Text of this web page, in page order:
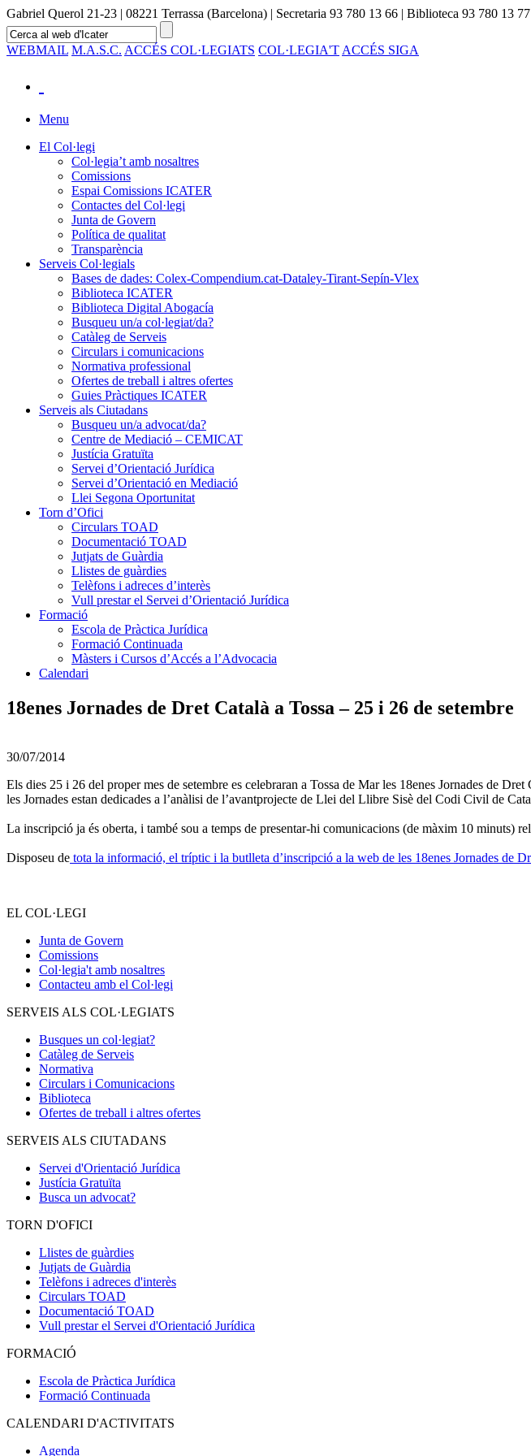
Gabriel Querol 21-23 | 08221 Terrassa (Barcelona) | Secretaria 93 780 13 66 | Biblioteca 93 780 13 77
WEBMAIL M.A.S.C. ACCÉS COL·LEGIATS COL·LEGIA'T ACCÉS SIGA
Menu
El Col·legi
Col·legia’t amb nosaltres
Comissions
Espai Comissions ICATER
Contactes del Col·legi
Junta de Govern
Política de qualitat
Transparència
Serveis Col·legials
Bases de dades: Colex-Compendium.cat-Dataley-Tirant-Sepín-Vlex
Biblioteca ICATER
Biblioteca Digital Abogacía
Busqueu un/a col·legiat/da?
Catàleg de Serveis
Circulars i comunicacions
Normativa professional
Ofertes de treball i altres ofertes
Guies Pràctiques ICATER
Serveis als Ciutadans
Busqueu un/a advocat/da?
Centre de Mediació – CEMICAT
Justícia Gratuïta
Servei d’Orientació Jurídica
Servei d’Orientació en Mediació
Llei Segona Oportunitat
Torn d’Ofici
Circulars TOAD
Documentació TOAD
Jutjats de Guàrdia
Llistes de guàrdies
Telèfons i adreces d’interès
Vull prestar el Servei d’Orientació Jurídica
Formació
Escola de Pràctica Jurídica
Formació Continuada
Màsters i Cursos d’Accés a l’Advocacia
Calendari
18enes Jornades de Dret Català a Tossa – 25 i 26 de setembre
30/07/2014
Els dies 25 i 26 del proper mes de setembre es celebraran a Tossa de Mar les 18enes Jornades de
les Jornades estan dedicades a l’anàlisi de l’avantprojecte de Llei del Llibre Sisè del Codi Civil de
La inscripció ja és oberta, i també sou a temps de presentar-hi comunicacions (de màxim 10 minuts)
Disposeu de tota la informació, el tríptic i la butlleta d’inscripció a la web de les 18enes Jornades de
EL COL·LEGI
Junta de Govern
Comissions
Col·legia't amb nosaltres
Contacteu amb el Col·legi
SERVEIS ALS COL·LEGIATS
Busques un col·legiat?
Catàleg de Serveis
Normativa
Circulars i Comunicacions
Biblioteca
Ofertes de treball i altres ofertes
SERVEIS ALS CIUTADANS
Servei d'Orientació Jurídica
Justícia Gratuïta
Busca un advocat?
TORN D'OFICI
Llistes de guàrdies
Jutjats de Guàrdia
Telèfons i adreces d'interès
Circulars TOAD
Documentació TOAD
Vull prestar el Servei d'Orientació Jurídica
FORMACIÓ
Escola de Pràctica Jurídica
Formació Continuada
CALENDARI D'ACTIVITATS
Agenda